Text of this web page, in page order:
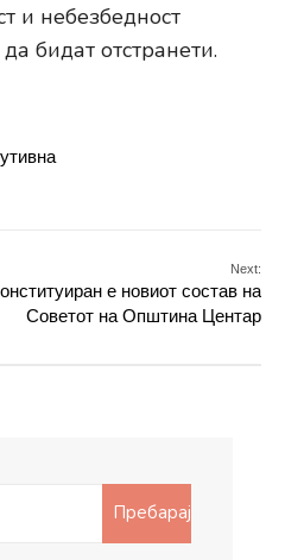
и небезбедност
бидат отстранети.
Next:
е новиот состав на
Советот на Општина Центар
Пребарај